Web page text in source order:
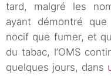
tard, malgré les
ayant démontré
nocif que fumer, et
du tabac, l’OMS
quelques jours, dans